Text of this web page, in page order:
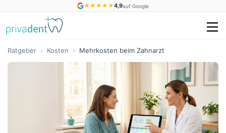
★ ★ ★ ★ ★4,9auf Google
Ratgeber › Kosten › Mehrkosten beim Zahnarzt